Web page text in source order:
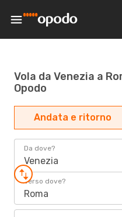
Vola da Venezia a
Opodo
Andata e ritorno
Da dove?
Venezia
Verso dove?
Roma